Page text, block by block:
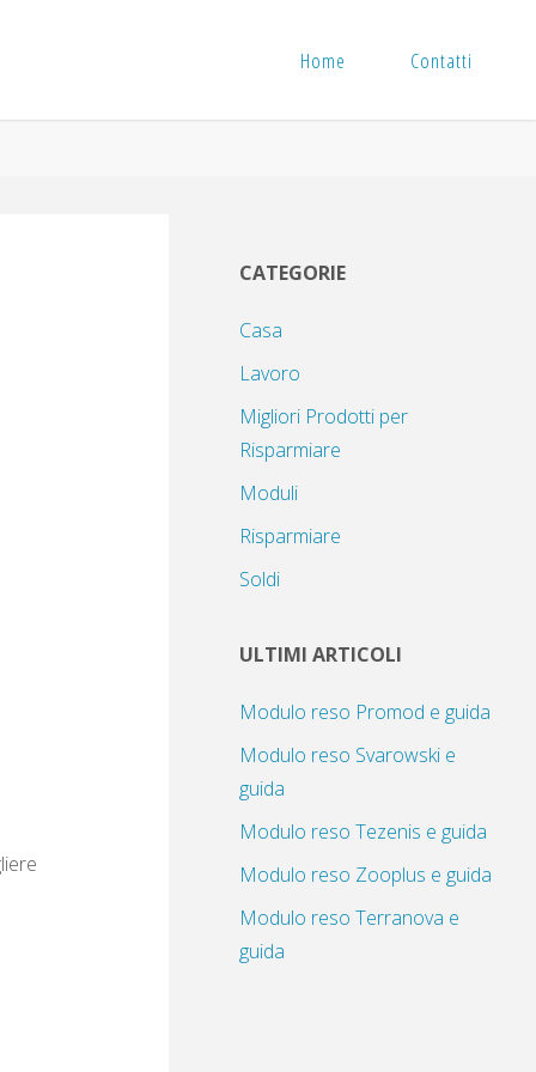
Home Contatti
CATEGORIE
Casa
Lavoro
Migliori Prodotti per
Risparmiare
Moduli
Risparmiare
Soldi
ULTIMI ARTICOLI
Modulo reso Promod e guida
Modulo reso Svarowski e
guida
Modulo reso Tezenis e guida
Modulo reso Zooplus e guida
Modulo reso Terranova e
guida